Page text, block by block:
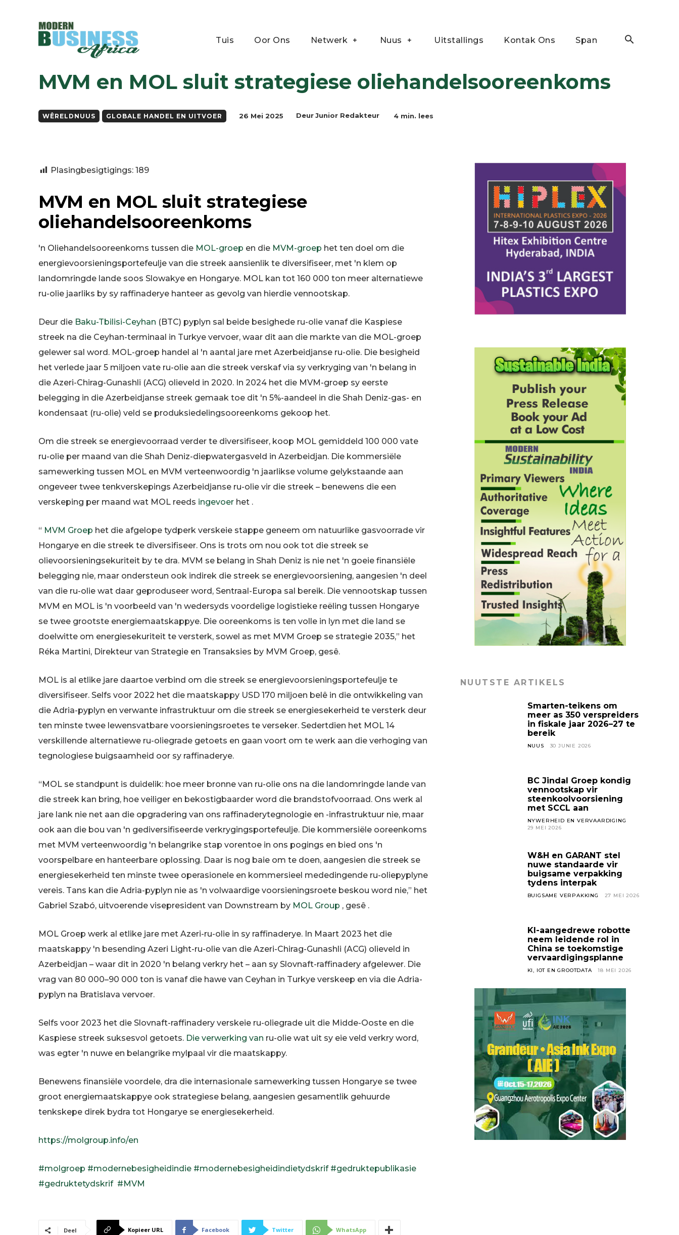
Tuis Oor Ons Netwerk Nuus Uitstallings Kontak Ons Span
Globale Handel en Uitvoer
MVM en MOL sluit strategiese oliehandelsooreenkoms
WÊRELDNUUS GLOBALE HANDEL EN UITVOER 26 Mei 2025 DeurJunior Redakteur 4 min. lees
Plasingbesigtigings: 189
MVM en MOL sluit strategiese
oliehandelsooreenkoms
'n Oliehandelsooreenkoms tussen die MOL-groep en die MVM-groep het ten doel om die
energievoorsieningsportefeulje van die streek aansienlik te diversifiseer, met 'n klem op
landomringde lande soos Slowakye en Hongarye. MOL kan tot 160 000 ton meer alternatiewe
ru-olie jaarliks ​​by sy raffinaderye hanteer as gevolg van hierdie vennootskap.
Deur die Baku-Tbilisi-Ceyhan (BTC) pyplyn sal beide besighede ru-olie vanaf die Kaspiese
streek na die Ceyhan-terminaal in Turkye vervoer, waar dit aan die markte van die MOL-groep
gelewer sal word. MOL-groep handel al 'n aantal jare met Azerbeidjanse ru-olie. Die besigheid
het verlede jaar 5 miljoen vate ru-olie aan die streek verskaf via sy verkryging van 'n belang in
die Azeri-Chirag-Gunashli (ACG) olieveld in 2020. In 2024 het die MVM-groep sy eerste
belegging in die Azerbeidjanse streek gemaak toe dit 'n 5%-aandeel in die Shah Deniz-gas- en
kondensaat (ru-olie) veld se produksiedelingsooreenkoms gekoop het.
Om die streek se energievoorraad verder te diversifiseer, koop MOL gemiddeld 100 000 vate
ru-olie per maand van die Shah Deniz-diepwatergasveld in Azerbeidjan. Die kommersiële
samewerking tussen MOL en MVM verteenwoordig 'n jaarlikse volume gelykstaande aan
ongeveer twee tenkverskepings Azerbeidjanse ru-olie vir die streek – benewens die een
verskeping per maand wat MOL reeds ingevoer het .
“ MVM Groep het die afgelope tydperk verskeie stappe geneem om natuurlike gasvoorrade vir
Hongarye en die streek te diversifiseer. Ons is trots om nou ook tot die streek se
olievoorsieningsekuriteit by te dra. MVM se belang in Shah Deniz is nie net 'n goeie finansiële
belegging nie, maar ondersteun ook indirek die streek se energievoorsiening, aangesien 'n deel
van die ru-olie wat daar geproduseer word, Sentraal-Europa sal bereik. Die vennootskap tussen
MVM en MOL is 'n voorbeeld van 'n wedersyds voordelige logistieke reëling tussen Hongarye
se twee grootste energiemaatskappye. Die ooreenkoms is ten volle in lyn met die land se
doelwitte om energiesekuriteit te versterk, sowel as met MVM Groep se strategie 2035,” het
Réka Martini, Direkteur van Strategie en Transaksies by MVM Groep, gesê.
MOL is al etlike jare daartoe verbind om die streek se energievoorsieningsportefeulje te
diversifiseer. Selfs voor 2022 het die maatskappy USD 170 miljoen belê in die ontwikkeling van
die Adria-pyplyn en verwante infrastruktuur om die streek se energiesekerheid te versterk deur
ten minste twee lewensvatbare voorsieningsroetes te verseker. Sedertdien het MOL 14
verskillende alternatiewe ru-oliegrade getoets en gaan voort om te werk aan die verhoging van
tegnologiese buigsaamheid oor sy raffinaderye.
“MOL se standpunt is duidelik: hoe meer bronne van ru-olie ons na die landomringde lande van
die streek kan bring, hoe veiliger en bekostigbaarder word die brandstofvoorraad. Ons werk al
jare lank nie net aan die opgradering van ons raffinaderytegnologie en -infrastruktuur nie, maar
ook aan die bou van 'n gediversifiseerde verkrygingsportefeulje. Die kommersiële ooreenkoms
met MVM verteenwoordig 'n belangrike stap vorentoe in ons pogings en bied ons 'n
voorspelbare en hanteerbare oplossing. Daar is nog baie om te doen, aangesien die streek se
energiesekerheid ten minste twee operasionele en kommersieel mededingende ru-oliepyplyne
vereis. Tans kan die Adria-pyplyn nie as 'n volwaardige voorsieningsroete beskou word nie,” het
Gabriel Szabó, uitvoerende visepresident van Downstream by MOL Group , gesê .
MOL Groep werk al etlike jare met Azeri-ru-olie in sy raffinaderye. In Maart 2023 het die
maatskappy 'n besending Azeri Light-ru-olie van die Azeri-Chirag-Gunashli (ACG) olieveld in
Azerbeidjan – waar dit in 2020 'n belang verkry het – aan sy Slovnaft-raffinadery afgelewer. Die
vrag van 80 000–90 000 ton is vanaf die hawe van Ceyhan in Turkye verskeep en via die Adria-
pyplyn na Bratislava vervoer.
Selfs voor 2023 het die Slovnaft-raffinadery verskeie ru-oliegrade uit die Midde-Ooste en die
Kaspiese streek suksesvol getoets. Die verwerking van ru-olie wat uit sy eie veld verkry word,
was egter 'n nuwe en belangrike mylpaal vir die maatskappy.
Benewens finansiële voordele, dra die internasionale samewerking tussen Hongarye se twee
groot energiemaatskappye ook strategiese belang, aangesien gesamentlik gehuurde
tenkskepe direk bydra tot Hongarye se energiesekerheid.
https://molgroup.info/en
#molgroep #modernebesigheidindie #modernebesigheidindietydskrif #gedruktepublikasie
#gedruktetydskrif #MVM
Deel Kopieer URL Facebook Twitter WhatsApp
NUUTSTE ARTIKELS
Smarten-teikens om
meer as 350 verspreiders
in fiskale jaar 2026–27 te
bereik
NUUS 30 JUNIE 2026
BC Jindal Groep kondig
vennootskap vir
steenkoolvoorsiening
met SCCL aan
NYWERHEID EN VERVAARDIGING
29 MEI 2026
W&H en GARANT stel
nuwe standaarde vir
buigsame verpakking
tydens interpak
BUIGSAME VERPAKKING 27 MEI 2026
KI-aangedrewe robotte
neem leidende rol in
China se toekomstige
vervaardigingsplanne
KI, IOT EN GROOTDATA 18 MEI 2026